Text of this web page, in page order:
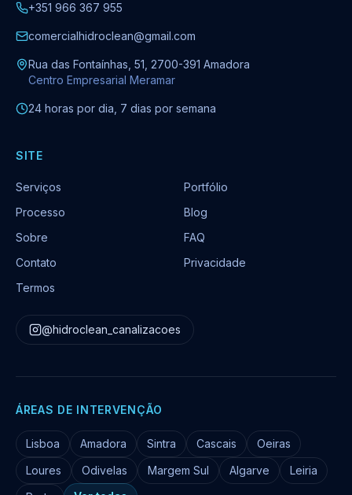
+351 966 367 955
comercialhidroclean@gmail.com
Rua das Fontaínhas, 51, 2700-391 Amadora
Centro Empresarial Meramar
24 horas por dia, 7 dias por semana
SITE
Serviços
Portfólio
Processo
Blog
Sobre
FAQ
Contato
Privacidade
Termos
@hidroclean_canalizacoes
ÁREAS DE INTERVENÇÃO
Lisboa Amadora Sintra Cascais
Oeiras
Loures
Odivelas Margem Sul Algarve
Leiria